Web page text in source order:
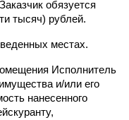
обязуется
тысяч) рублей.
местах.
Исполнитель
и/или его
нанесенного